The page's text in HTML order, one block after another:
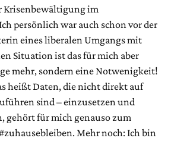
Krisenbewältigung im
persönlich war auch schon vor der
eines liberalen Umgangs mit
Situation ist das für mich aber
mehr, sondern eine Notwenigkeit!
heißt Daten, die nicht direkt auf
sind – einzusetzen und
gehört für mich genauso zum
Mehr noch: Ich bin